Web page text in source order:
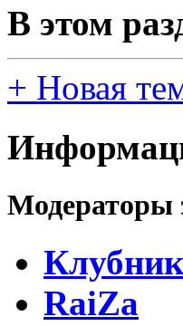
В этом
+ Новая
Модераторы
RaiZa